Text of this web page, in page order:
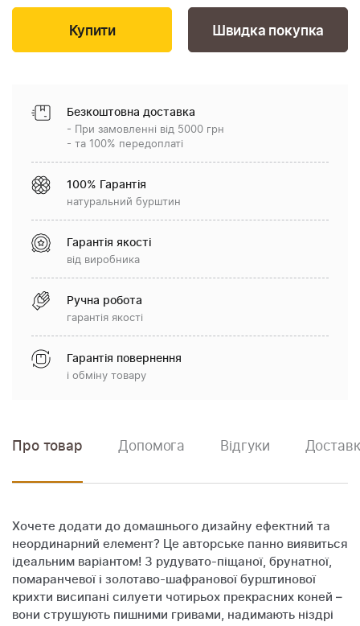
Швидка покупка
Безкоштовна доставка
- При замовленні від 5000 грн
- та 100% передоплаті
100% Гарантія
натуральний бурштин
Гарантія якості
від виробника
Ручна робота
гарантія якості
Гарантія повернення
і обміну товару
Про товар Допомога Відгуки
Хочете додати до домашнього дизайну ефектний та
неординарний елемент? Це авторське панно виявиться
ідеальним варіантом! З рудувато-піщаної, брунатної,
помаранчевої і золотаво-шафранової бурштинової
крихти висипані силуети чотирьох прекрасних коней –
вони струшують пишними гривами, надимають ніздрі